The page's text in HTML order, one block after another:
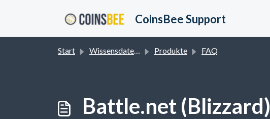
CoinsBee Support
Start Wissensdatenbank Produkte FAQ
Battle.net (Blizzard)